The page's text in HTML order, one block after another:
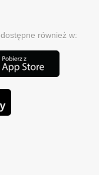
również w: